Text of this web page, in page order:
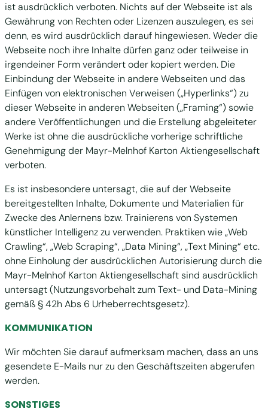
ist ausdrücklich verboten. Nichts auf der Webseite ist als
Gewährung von Rechten oder Lizenzen auszulegen, es sei
denn, es wird ausdrücklich darauf hingewiesen. Weder die
Webseite noch ihre Inhalte dürfen ganz oder teilweise in
irgendeiner Form verändert oder kopiert werden. Die
Einbindung der Webseite in andere Webseiten und das
Einfügen von elektronischen Verweisen („Hyperlinks“) zu
dieser Webseite in anderen Webseiten („Framing“) sowie
andere Veröffentlichungen und die Erstellung abgeleiteter
Werke ist ohne die ausdrückliche vorherige schriftliche
Genehmigung der Mayr-Melnhof Karton Aktiengesellschaft
verboten.
Es ist insbesondere untersagt, die auf der Webseite
bereitgestellten Inhalte, Dokumente und Materialien für
Zwecke des Anlernens bzw. Trainierens von Systemen
künstlicher Intelligenz zu verwenden. Praktiken wie „Web
Crawling“, „Web Scraping“, „Data Mining“, „Text Mining“ etc.
ohne Einholung der ausdrücklichen Autorisierung durch die
Mayr-Melnhof Karton Aktiengesellschaft sind ausdrücklich
untersagt (Nutzungsvorbehalt zum Text- und Data-Mining
gemäß § 42h Abs 6 Urheberrechtsgesetz).
KOMMUNIKATION
Wir möchten Sie darauf aufmerksam machen, dass an uns
gesendete E-Mails nur zu den Geschäftszeiten abgerufen
werden.
SONSTIGES